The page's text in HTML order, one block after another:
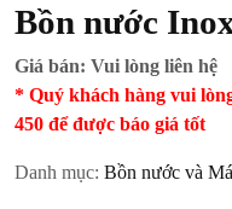
Bồn nước
Giá bán: Vui lòng liên hệ
* Quý khách hàng vui
450 để được báo giá tốt
Danh mục: Bồn nước và